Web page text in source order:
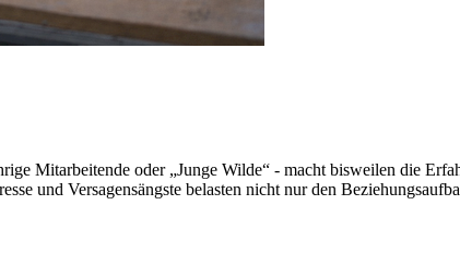
Mitarbeitende oder „Junge Wilde“ - macht bisweilen die
und Versagensängste belasten nicht nur den